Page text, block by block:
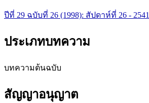
ปีที่ 29 ฉบับที่ 26 (1998): สัปดาห์ที่ 26 - 2541
ประเภทบทความ
บทความต้นฉบับ
สัญญาอนุญาต